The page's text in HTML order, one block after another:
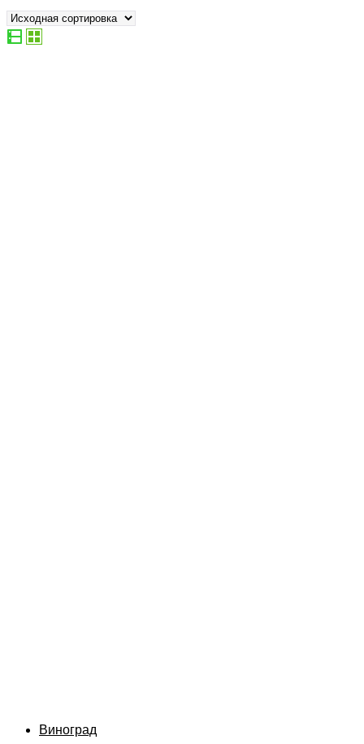
Виноград